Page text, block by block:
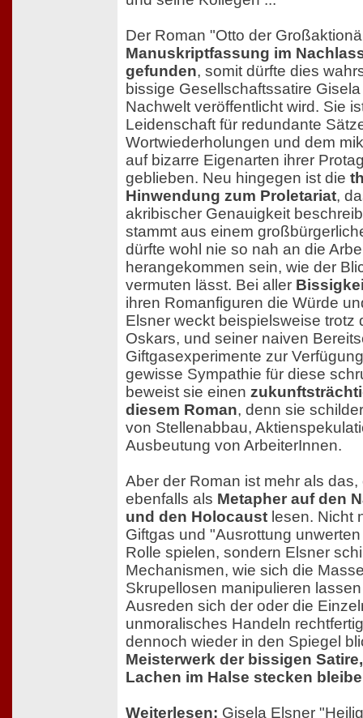
Der Roman "Otto der
Manuskriptfassung im
gefunden, somit dürfte dies
bissige Gesellschaftssatire
Nachwelt veröffentlicht wird. Sie
Leidenschaft für redundante
Wortwiederholungen und dem
auf bizarre Eigenarten ihrer
geblieben. Neu hingegen ist die
Hinwendung zum Proletariat,
akribischer Genauigkeit
stammt aus einem
dürfte wohl nie so nah an die
herangekommen sein, wie der
vermuten lässt. Bei aller
ihren Romanfiguren die Würde
Elsner weckt beispielsweise trotz
Oskars, und seiner naiven
Giftgasexperimente zur
gewisse Sympathie für diese
beweist sie einen
diesem Roman, denn sie
von Stellenabbau,
Ausbeutung von ArbeiterInnen.
Aber der Roman ist mehr als
ebenfalls als Metapher auf den
und den Holocaust lesen. Nicht
Giftgas und "Ausrottung
Rolle spielen, sondern Elsner
Mechanismen, wie sich die
Skrupellosen manipulieren
Ausreden sich der oder die
unmoralisches Handeln
dennoch wieder in den Spiegel
Meisterwerk der bissigen
Lachen im Halse stecken
Weiterlesen: Gisela Elsner